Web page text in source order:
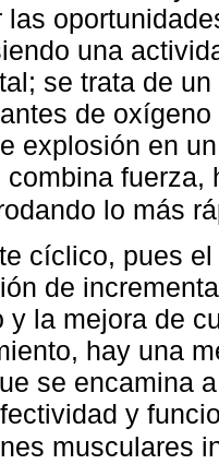
las
una
se trata de
de
explosión en
combina
lo más
cíclico, pues
de
y la mejora de
hay una
se encamina
y
musculares